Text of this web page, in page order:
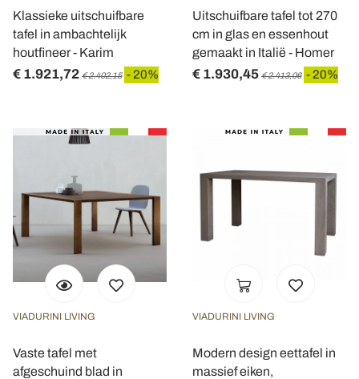
Klassieke uitschuifbare
tafel in ambachtelijk
houtfineer - Karim
€ 1.921,72 € 2.402,15 - 20%
Uitschuifbare tafel tot 270
cm in glas en essenhout
gemaakt in Italië - Homer
€ 1.930,45 € 2.413,06 - 20%
VIADURINI LIVING
Vaste tafel met
afgeschuind blad in
VIADURINI LIVING
Modern design eettafel in
massief eiken,